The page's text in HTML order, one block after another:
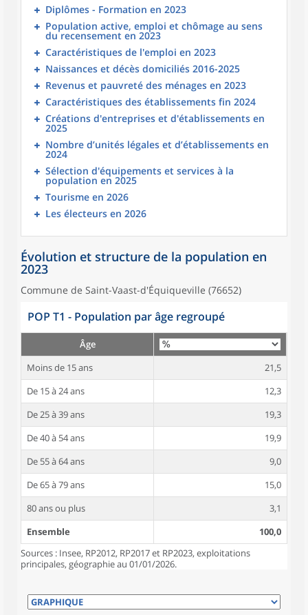
Diplômes - Formation en 2023
Population active, emploi et chômage au sens
du recensement en 2023
Caractéristiques de l'emploi en 2023
Naissances et décès domiciliés 2016-2025
Revenus et pauvreté des ménages en 2023
Caractéristiques des établissements fin 2024
Créations d'entreprises et d'établissements en
2025
Nombre d’unités légales et d’établissements en
2024
Sélection d'équipements et services à la
population en 2025
Tourisme en 2026
Les électeurs en 2026
Évolution et structure de la population en
2023
Commune de Saint-Vaast-d'Équiqueville (76652)
POP T1 - Population par âge regroupé
Âge
Moins de 15 ans
21,5
De 15 à 24 ans
12,3
De 25 à 39 ans
19,3
De 40 à 54 ans
19,9
De 55 à 64 ans
9,0
De 65 à 79 ans
15,0
80 ans ou plus
3,1
Ensemble
100,0
Sources : Insee, RP2012, RP2017 et RP2023, exploitations
principales, géographie au 01/01/2026.